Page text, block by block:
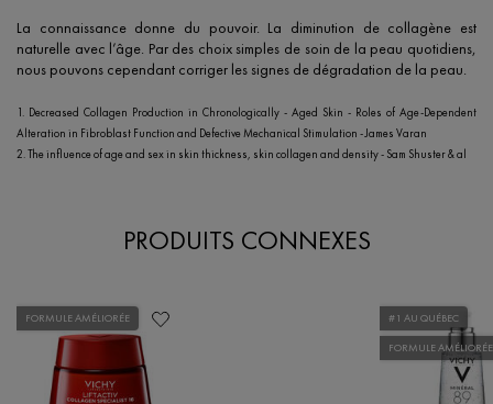
La connaissance donne du pouvoir. La diminution de collagène est
naturelle avec l’âge. Par des choix simples de soin de la peau quotidiens,
nous pouvons cependant corriger les signes de dégradation de la peau.
1. Decreased Collagen Production in Chronologically - Aged Skin - Roles of Age-Dependent
Alteration in Fibroblast Function and Defective Mechanical Stimulation - James Varan
2. The influence of age and sex in skin thickness, skin collagen and density - Sam Shuster & al
PRODUITS CONNEXES
FORMULE AMÉLIORÉE #1 AU QUÉBEC
FORMULE AMÉLIORÉE